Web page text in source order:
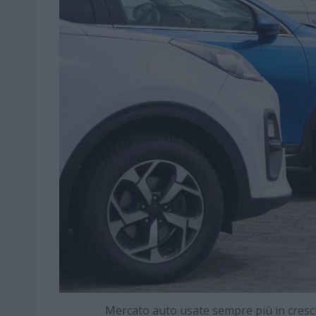
Mercato auto usate sempre più in